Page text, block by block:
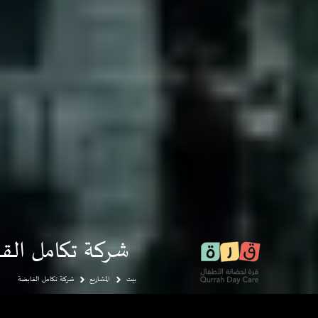
شركة تكامل
بيت المشاريع شركة تكامل القابضة